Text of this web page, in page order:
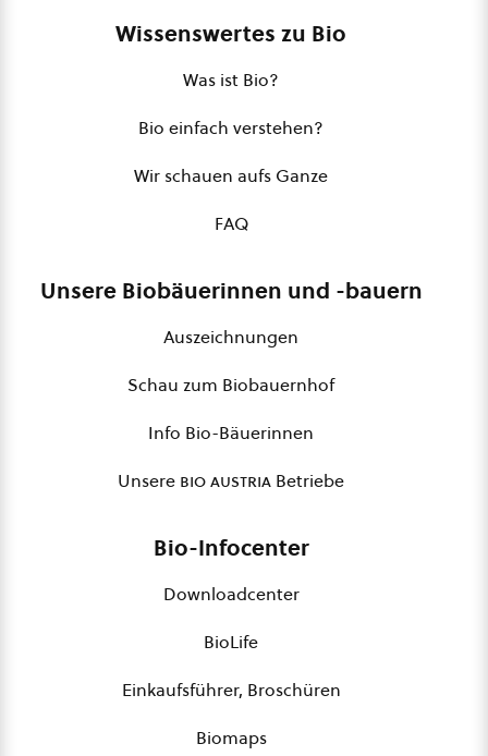
Wissenswertes zu Bio
Was ist Bio?
Bio einfach verstehen?
Wir schauen aufs Ganze
FAQ
Unsere Biobäuerinnen und -bauern
Auszeichnungen
Schau zum Biobauernhof
Info Bio-Bäuerinnen
Unsere bio austria Betriebe
Bio-Infocenter
Downloadcenter
BioLife
Einkaufsführer, Broschüren
Biomaps